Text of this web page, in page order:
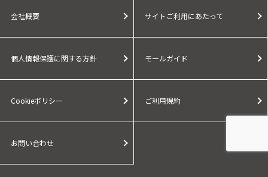
会社概要 サイトご利用にあたって
個人情報保護に関する方針 モールガイド
Cookieポリシー ご利用規約
お問い合わせ